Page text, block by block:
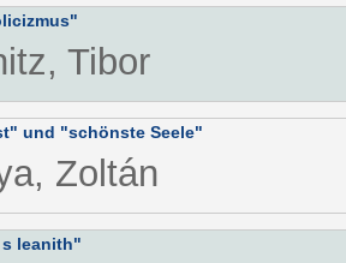
Tibor
und "schönste Seele"
Zoltán
leanith"